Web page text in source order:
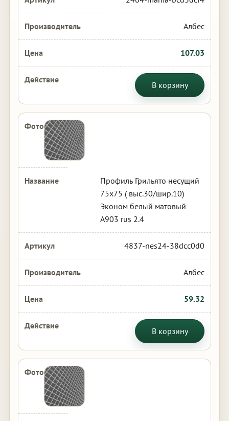
Албес
107.03
В корзину
Профиль Грильято несущий
75х75 ( выс.30/шир.10)
Эконом белый матовый
А903 rus 2.4
4837-nes24-38dcc0d0
Албес
59.32
В корзину